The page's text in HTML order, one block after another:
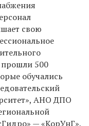
свою
прошли 500
обучались
АНО ДПО
— «КорУнГ»,